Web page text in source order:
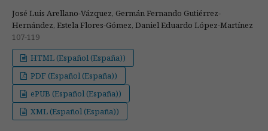
José Luis Arellano-Vázquez, Germán Fernando Gutiérrez-
Hernández, Estela Flores-Gómez, Daniel Eduardo López-Martínez
107-119
HTML (Español (España))
PDF (Español (España))
ePUB (Español (España))
XML (Español (España))